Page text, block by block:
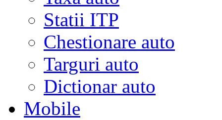
Statii ITP
Chestionare auto
Targuri auto
Dictionar auto
Mobile